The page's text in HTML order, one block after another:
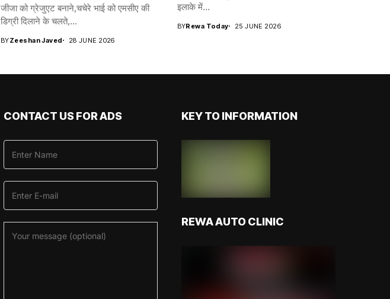
जीजा को ग्रेजुएट बनाने,चचेरे भाई को एमसीए की
डिग्री दिलाने के चलते,...
BYZeeshan Javed 28 JUNE 2026
इलाके में...
BYRewa Today 25 JUNE 2026
CONTACT US FOR ADS KEY TO INFORMATION
REWA AUTO CLINIC